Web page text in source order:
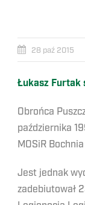
28 paź 2015
Łukasz Furtak
Obrońca
października
MOSiR
Jest jednak
zadebiutował